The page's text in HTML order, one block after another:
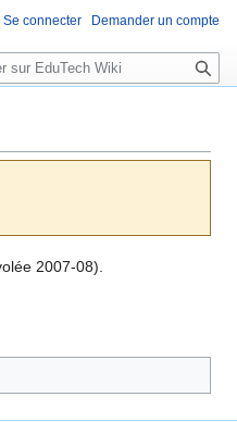
2007-08).
Se connecter Demander un compte